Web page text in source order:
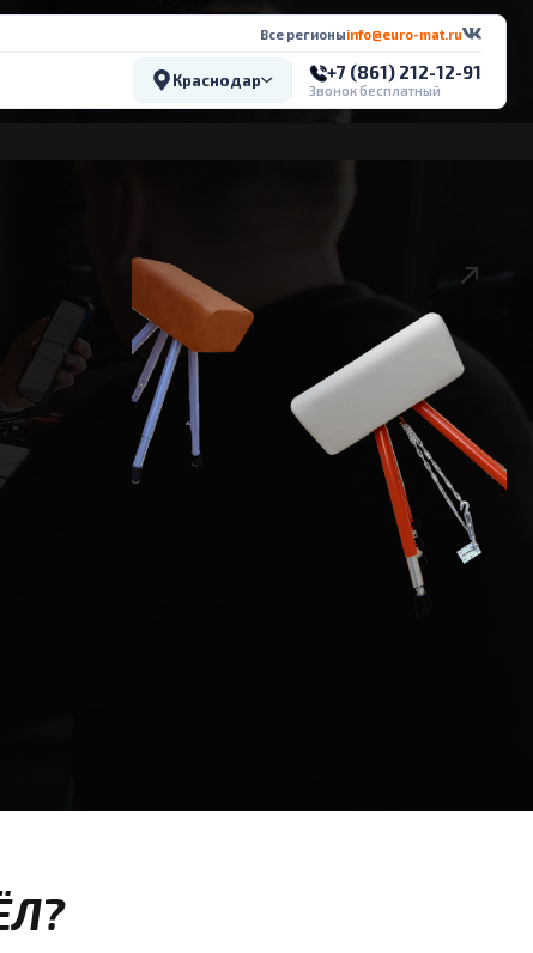
Все регионыinfo@euro-mat.ru
Краснодар +7 (861) 212-12-91
Звонок бесплатный